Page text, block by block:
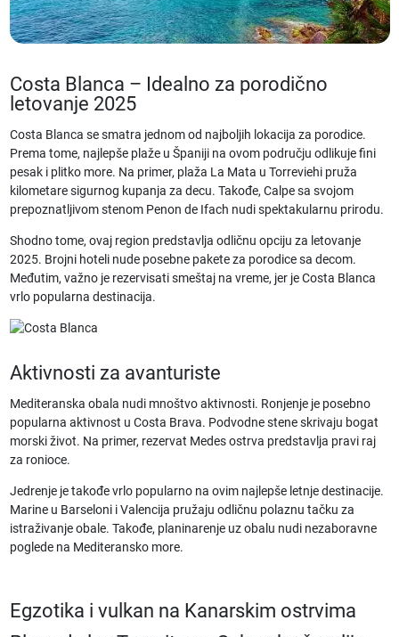
Costa Blanca – Idealno za porodično
letovanje 2025
Costa Blanca se smatra jednom od najboljih lokacija za porodice.
Prema tome, najlepše plaže u Španijina ovom području odlikuje fini
pesak i plitko more. Na primer, plaža La Mata u Torreviehi pruža
kilometare sigurnog kupanja za decu. Takođe, Calpe sa svojom
prepoznatljivom stenom Penon de Ifach nudi spektakularnu prirodu.
Shodno tome, ovaj region predstavlja odličnu opciju za letovanje
2025. Brojni hoteli nude posebne pakete za porodice sa decom.
Međutim, važno je rezervisati smeštaj na vreme, jer je Costa Blanca
vrlo popularna destinacija.
Aktivnosti za avanturiste
Mediteranska obala nudi mnoštvo aktivnosti. Ronjenje je posebno
popularna aktivnost u Costa Brava. Podvodne stene skrivaju bogat
morski život. Na primer, rezervat Medes ostrva predstavlja pravi raj
za ronioce.
Jedrenje je takođe vrlo popularno na ovim najlepše letnje destinacije.
Marine u Barseloni i Valencija pružaju odličnu polaznu tačku za
istraživanje obale. Takođe, planinarenje uz obalu nudi nezaboravne
poglede na Mediteransko more.
Egzotika i vulkan na Kanarskim ostrvima